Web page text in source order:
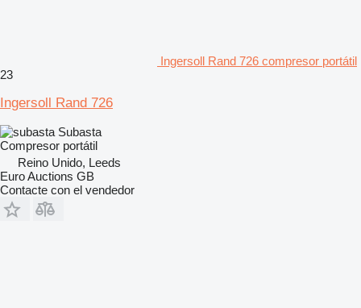
Ingersoll Rand 726 compresor portátil
23
Ingersoll Rand 726
Subasta
Compresor portátil
Reino Unido, Leeds
Euro Auctions GB
Contacte con el vendedor